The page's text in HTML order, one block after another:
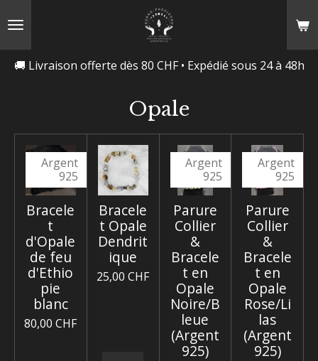
🚚 Livraison offerte dès 80 CHF • Expédié sous 24 à 48h
Opale
Argent
925
Bracele
t
d'Opale
de feu
d'Ethio
pie
blanc
80,00 CHF
Bracele
t Opale
Dendrit
ique
25,00 CHF
Argent
925
Parure
Collier
&
Bracele
t en
Opale
Noire/B
leue
(Argent
925)
Argent
925
Parure
Collier
&
Bracele
t en
Opale
Rose/Li
las
(Argent
925)